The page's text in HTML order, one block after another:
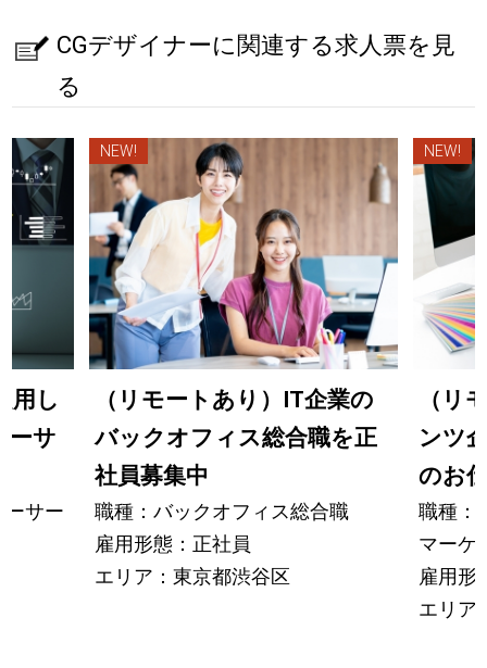
CGデザイナーに関連する求人票を見
る
用し
ーサ
サー
NEW!
（リモートあり）IT企業の
バックオフィス総合職を正
社員募集中
職種：バックオフィス総合職
雇用形態：正社員
エリア：東京都渋谷区
NEW!
（リ
ンツ
のお
職種：
マーケ
雇用形
エリア